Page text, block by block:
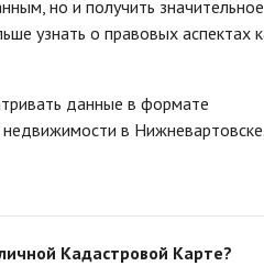
но и получить значительное
узнать о правовых аспектах
данные в формате
в Нижневартовске.
Кадастровой Карте?